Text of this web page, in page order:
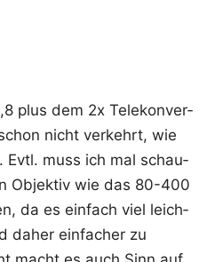
plus dem 2x Tele­kon­ver­
nicht ver­kehrt, wie
Evtl. muss ich mal schau­
Objek­tiv wie das 80-400
da es ein­fach viel leich­
daher ein­fa­cher zu